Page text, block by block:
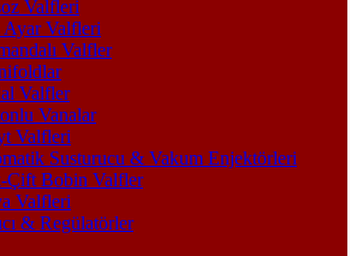
Valfleri
Ayar Valfleri
Valfler
Valfler
Vanalar
Valfleri
Susturucu & Vakum Enjektörleri
Çift Bobin Valfler
Valfleri
& Regülatörler